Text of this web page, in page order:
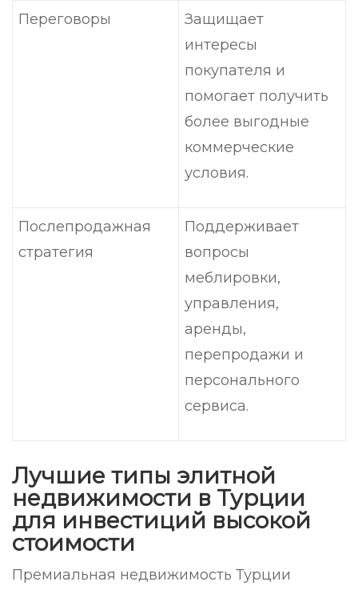
Переговоры
Защищает
интересы
покупателя и
помогает получить
более выгодные
коммерческие
условия.
Послепродажная
стратегия
Поддерживает
вопросы
меблировки,
управления,
аренды,
перепродажи и
персонального
сервиса.
Лучшие типы элитной
недвижимости в Турции
для инвестиций высокой
стоимости
Премиальная недвижимость Турции